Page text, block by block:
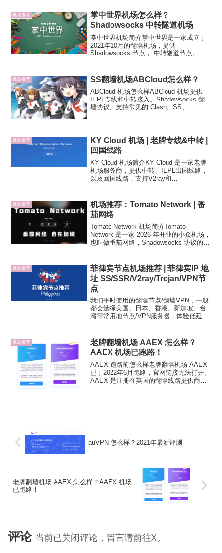
机场推荐
掌中世界机场怎么样？
Shadowsocks 中转隧道机场
掌中世界机场简介掌中世界是一家成立于
2021年10月的翻墙机场，提供
Shadowsocks 节点， 中转隧道节点。官
宝。掌中世界掌中世界节点：常用地区：
香港、日本、...
机场推荐 SS翻墙机场ABCloud怎么样？
ABCloud 机场怎么样ABCloud 机场提供
IEPL专线和中转接入。Shadowsocks 翻
墙协议。支持常见的 Clash、SS、
机场推荐
KY Cloud 机场 | 老牌专线&中转 |
回国线路
KY Cloud 机场简介KY Cloud 是一家老牌
机场服务商，提供中转、IEPL出国线路，
以及回国线路，支持V2ray和
X、...
机场推荐
机场推荐：Tomato Network | 番
茄网络
Tomato Network 机场简介Tomato
Network 是一家 2026 年开业的小众机场，
也叫做番茄网络，Shadowsocks 协议的
用的...
机场推荐
菲律宾节点机场推荐 | 菲律宾IP 地
址 SS/SSR/V2ray/Trojan/VPN节
点
我们平时使用的翻墙节点/翻墙VPN，一般
都会选择美国、日本、香港、新加坡、台
湾等常用地节点/VPN服务器，体验低延
区一般少有VPN梯子/翻墙机场服务商会提
供。翻墙者需...
机场推荐
老牌翻墙机场 AAEX 怎么样？
AAEX 机场已跑路！
AAEX 跑路前怎么样老牌翻墙机场 AAEX
已于2022年6月跑路，官网链接无法打开。
AAEX 是注册在英国的翻墙线路提供商，
auVPN 怎么样？2021年最新评测
老牌翻墙机场 AAEX 怎么样？AAEX 机场
已跑路！
评论 当前已关闭评论，留言请前往X。